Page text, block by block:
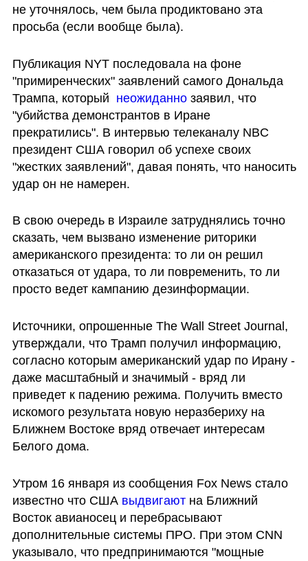
не уточнялось, чем была продиктовано эта
просьба (если вообще была).
Публикация NYT последовала на фоне
"примиренческих" заявлений самого Дональда
Трампа, который неожиданно заявил, что
"убийства демонстрантов в Иране
прекратились". В интервью телеканалу NBC
президент США говорил об успехе своих
"жестких заявлений", давая понять, что наносить
удар он не намерен.
В свою очередь в Израиле затруднялись точно
сказать, чем вызвано изменение риторики
американского президента: то ли он решил
отказаться от удара, то ли повременить, то ли
просто ведет кампанию дезинформации.
Источники, опрошенные The Wall Street Journal,
утверждали, что Трамп получил информацию,
согласно которым американский удар по Ирану -
даже масштабный и значимый - вряд ли
приведет к падению режима. Получить вместо
искомого результата новую неразбериху на
Ближнем Востоке вряд отвечает интересам
Белого дома.
Утром 16 января из сообщения Fox News стало
известно что США выдвигают на Ближний
Восток авианосец и перебрасывают
дополнительные системы ПРО. При этом CNN
указывало, что предпринимаются "мощные